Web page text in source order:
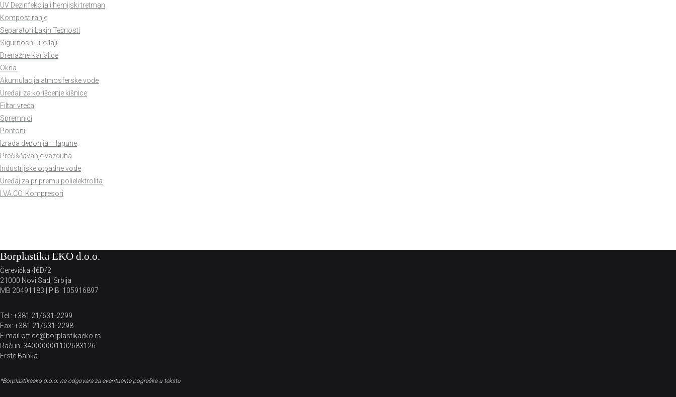
UV Dezinfekcija i hemijski tretman
Kompostiranje
Separatori Lakih Tečnosti
Sigurnosni uređaji
Drenažne Kanalice
Okna
Akumulacija atmosferske vode
Uređaji za korišćenje kišnice
Filtar vreća
Spremnici
Pontoni
Izrada deponija – lagune
Prečišćavanje vazduha
Industrijske otpadne vode
Uređaj za pripremu polielektrolita
I.VA.CO. Kompresori
Borplastika EKO d.o.o.
Čerevićka 46D/2
21000 Novi Sad, Srbija
MB 20491183 | PIB: 105916897
Tel.: +381 21/631-2299
Fax: +381 21/631-2298
E-mail office@borplastikaeko.rs
Račun: 340000001102683126
Erste Banka
*Borplastikaeko d.o.o. ne odgovara za eventualne pogreške u tekstu